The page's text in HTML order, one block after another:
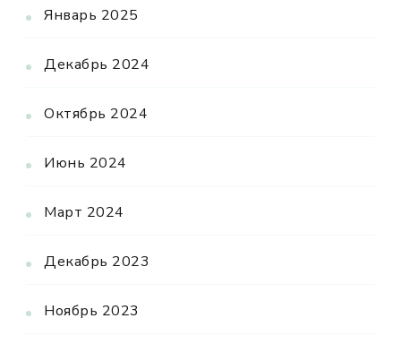
Январь 2025
Декабрь 2024
Октябрь 2024
Июнь 2024
Март 2024
Декабрь 2023
Ноябрь 2023